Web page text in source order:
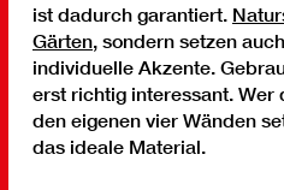
ist dadurch garantiert.
Gärten , sondern setzen
individuelle Akzente.
erst richtig interessant. Wer
den eigenen vier Wänden
das ideale Material.